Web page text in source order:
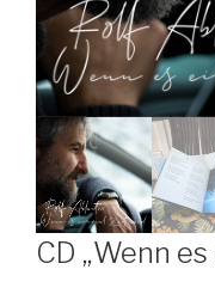
CD „Wenn